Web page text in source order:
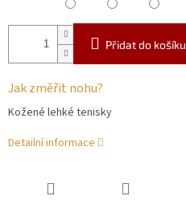
Přidat do košíku
Jak změřit nohu?
Kožené lehké tenisky
Detailní informace